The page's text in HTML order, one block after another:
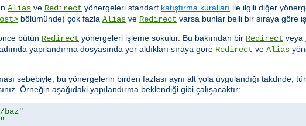
Alias ve Redirect yönergeleri standart katıştırma kuralları ile ilgili diğer
bölümünde) çok fazla Alias ve Redirect varsa bunlar belli bir sıraya göre
bütün Redirect yönergeleri işleme sokulur. Bu bakımdan bir Redirect veya
yapılandırma dosyasında yer aldıkları sıraya göre Redirect ve Alias
sebebiyle, bu yönergelerin birden fazlası aynı alt yola uygulandığı takdirde,
Örneğin aşağıdaki yapılandırma beklendiği gibi çalışacaktır:
baz"